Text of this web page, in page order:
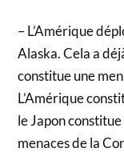
– L’Amérique
Alaska. Cela a
constitue une
L’Amérique
le Japon
menaces de la